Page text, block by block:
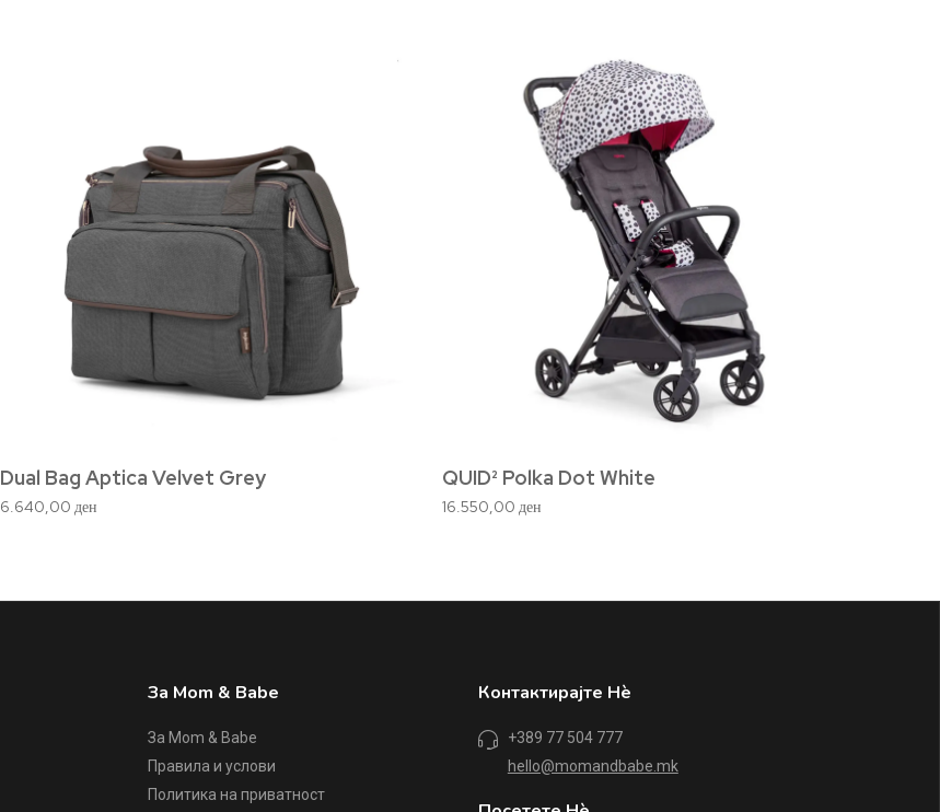
Dual Bag Aptica Velvet Grey
6.640,00ден
QUID² Polka Dot White
16.550,00 ден
За Mom & Babe
За Mom & Babe
Правила и услови
Политика на приватност
Контактирајте Нè
+389 77 504 777
hello@momandbabe.mk